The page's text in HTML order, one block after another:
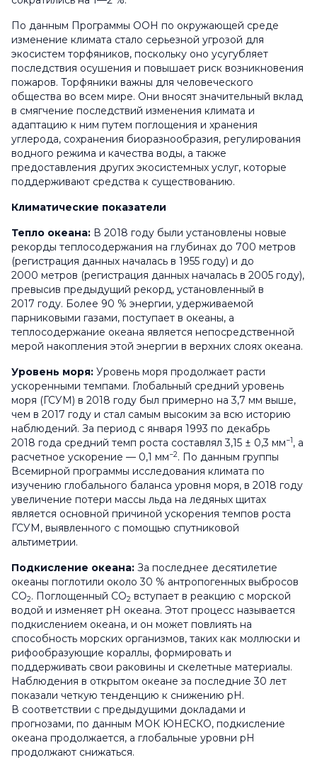
По данным Программы ООН по окружающей среде
изменение климата стало серьезной угрозой для
экосистем торфяников, поскольку оно усугубляет
последствия осушения и повышает риск возникновения
пожаров. Торфяники важны для человеческого
общества во всем мире. Они вносят значительный вклад
в смягчение последствий изменения климата и
адаптацию к ним путем поглощения и хранения
углерода, сохранения биоразнообразия, регулирования
водного режима и качества воды, а также
предоставления других экосистемных услуг, которые
поддерживают средства к существованию.
Климатические показатели
Тепло океана: В 2018 году были установлены новые
рекорды теплосодержания на глубинах до 700 метров
(регистрация данных началась в 1955 году) и до
2000 метров (регистрация данных началась в 2005 году),
превысив предыдущий рекорд, установленный в
2017 году. Более 90 % энергии, удерживаемой
парниковыми газами, поступает в океаны, а
теплосодержание океана является непосредственной
мерой накопления этой энергии в верхних слоях океана.
Уровень моря: Уровень моря продолжает расти
ускоренными темпами. Глобальный средний уровень
моря (ГСУМ) в 2018 году был примерно на 3,7 мм выше,
чем в 2017 году и стал самым высоким за всю историю
наблюдений. За период с января 1993 по декабрь
2018 года средний темп роста составлял 3,15 ± 0,3 мм−1, а
расчетное ускорение — 0,1 мм−2. По данным группы
Всемирной программы исследования климата по
изучению глобального баланса уровня моря, в 2018 году
увеличение потери массы льда на ледяных щитах
является основной причиной ускорения темпов роста
ГСУМ, выявленного с помощью спутниковой
альтиметрии.
Подкисление океана: За последнее десятилетие
океаны поглотили около 30 % антропогенных выбросов
CO2. Поглощенный CO2 вступает в реакцию с морской
водой и изменяет pH океана. Этот процесс называется
подкислением океана, и он может повлиять на
способность морских организмов, таких как моллюски и
рифообразующие кораллы, формировать и
поддерживать свои раковины и скелетные материалы.
Наблюдения в открытом океане за последние 30 лет
показали четкую тенденцию к снижению pH.
В соответствии с предыдущими докладами и
прогнозами, по данным МОК ЮНЕСКО, подкисление
океана продолжается, а глобальные уровни рН
продолжают снижаться.